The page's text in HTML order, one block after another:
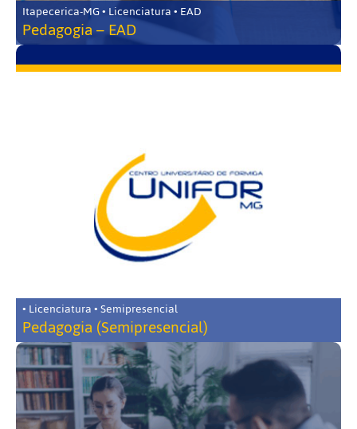
Itapecerica-MG • Licenciatura • EAD
Pedagogia – EAD
• Licenciatura • Semipresencial
Pedagogia (Semipresencial)